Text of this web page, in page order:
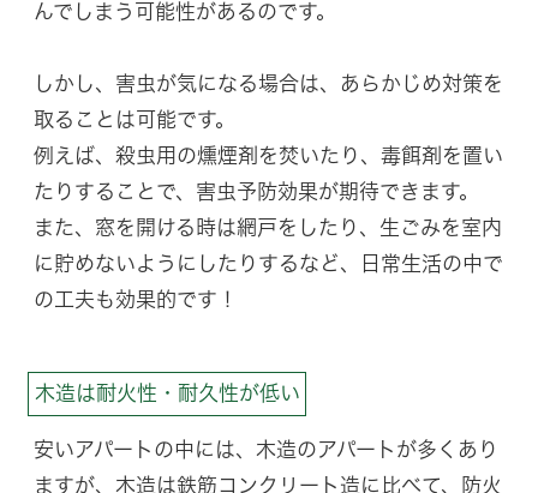
んでしまう可能性があるのです。
しかし、害虫が気になる場合は、あらかじめ対策を
取ることは可能です。
例えば、殺虫用の燻煙剤を焚いたり、毒餌剤を置い
たりすることで、害虫予防効果が期待できます。
また、窓を開ける時は網戸をしたり、生ごみを室内
に貯めないようにしたりするなど、日常生活の中で
の工夫も効果的です！
木造は耐火性・耐久性が低い
安いアパートの中には、木造のアパートが多くあり
ますが、木造は鉄筋コンクリート造に比べて、防火